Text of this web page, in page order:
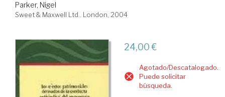
Parker, Nigel
Sweet & Maxwell Ltd.. London, 2004
24,00 €
Agotado/Descatalogado.
Puede solicitar
búsqueda.